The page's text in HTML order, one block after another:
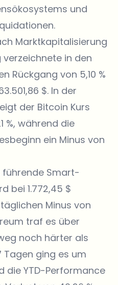
und
Marktkapitalisierung
in den
Rückgang von 5,10 %
$. In der
der Bitcoin Kurs
%, während die
ein Minus von
führende Smart-
bei 1.772,45 $
Minus von
traf es über
noch härter als
Tagen ging es um
die YTD-Performance